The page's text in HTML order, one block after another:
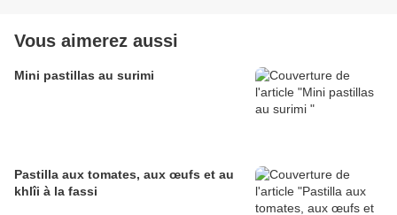
Vous aimerez aussi
Mini pastillas au surimi
Pastilla aux tomates, aux œufs et au
khlîi à la fassi